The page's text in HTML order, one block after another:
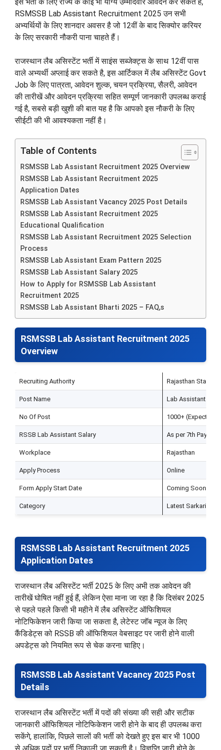
RSMSSB Lab Assistant Recruitment 2025 उन सभी
अभ्यर्थियों के लिए शानदार अवसर है जो 12वीं के बाद सिक्योर करियर
के लिए सरकारी नौकरी पाना चाहते हैं।
राजस्थान लैब असिस्टेंट भर्ती में साइंस सब्जेक्ट्स के साथ 12वीं पास
वाले अभ्यर्थी अप्लाई कर सकते है, इस आर्टिकल में लैब असिस्टेंट Govt
Job के लिए पात्रता, आवेदन शुल्क, चयन प्रक्रिया, सैलरी, आवेदन
की तारीखें और आवेदन प्रक्रिया सहित सम्पूर्ण जानकारी उपलब्ध कराई
गई है, सबसे बड़ी खुशी की बात यह है कि आपको इस नौकरी के लिए
सीईटी की भी आवश्यकता नहीं है।
Table of Contents
RSMSSB Lab Assistant Recruitment 2025 Overview
RSMSSB Lab Assistant Recruitment 2025
Application Dates
RSMSSB Lab Assistant Vacancy 2025 Post Details
RSMSSB Lab Assistant Recruitment 2025
Educational Qualification
RSMSSB Lab Assistant Recruitment 2025 Selection
Process
RSMSSB Lab Assistant Exam Pattern 2025
RSMSSB Lab Assistant Salary 2025
How to Apply for RSMSSB Lab Assistant
Recruitment 2025
RSMSSB Lab Assistant Bharti 2025 – FAQ,s
RSMSSB Lab Assistant Recruitment 2025
Overview
Recruiting Authority Rajasthan Staff
Post Name Lab Assistant
No Of Post 1000+ (Expected)
RSSB Lab Assistant Salary As per 7th Pay
Workplace Rajasthan
Apply Process Online
Form Apply Start Date Coming Soon
Category Latest Sarkari
RSMSSB Lab Assistant Recruitment 2025
Application Dates
राजस्थान लैब असिस्टेंट भर्ती 2025 के लिए अभी तक आवेदन की
तारीखें घोषित नहीं हुई हैं, लेकिन ऐसा माना जा रहा है कि दिसंबर 2025
से पहले पहले किसी भी महीने में लैब असिस्टेंट ऑफिशियल
नोटिफिकेशन जारी किया जा सकता है, लेटेस्ट जॉब न्यूज के लिए
कैंडिडेट्स को RSSB की ऑफिशियल वेबसाइट पर जारी होने वाली
अपडेट्स को नियमित रूप से चेक करना चाहिए।
RSMSSB Lab Assistant Vacancy 2025 Post
Details
राजस्थान लैब असिस्टेंट भर्ती में पदों की संख्या की सही और सटीक
जानकारी ऑफिशियल नोटिफिकेशन जारी होने के बाद ही उपलब्ध करा
सकेंगे, हालांकि, पिछले सालों की भर्ती को देखते हुए इस बार भी 1000
से अधिक पदों पर भर्ती निकाली जा सकती है। विज्ञप्ति जारी होने के